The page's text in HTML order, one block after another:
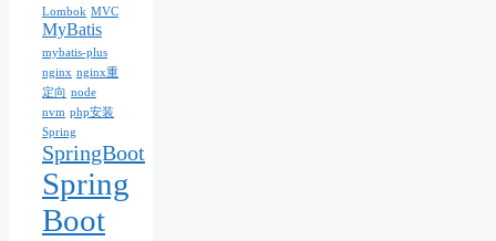
Lombok MVC
MyBatis
mybatis-plus
nginx nginx重
定向 node
nvm php安装
Spring
SpringBoot
Spring
Boot